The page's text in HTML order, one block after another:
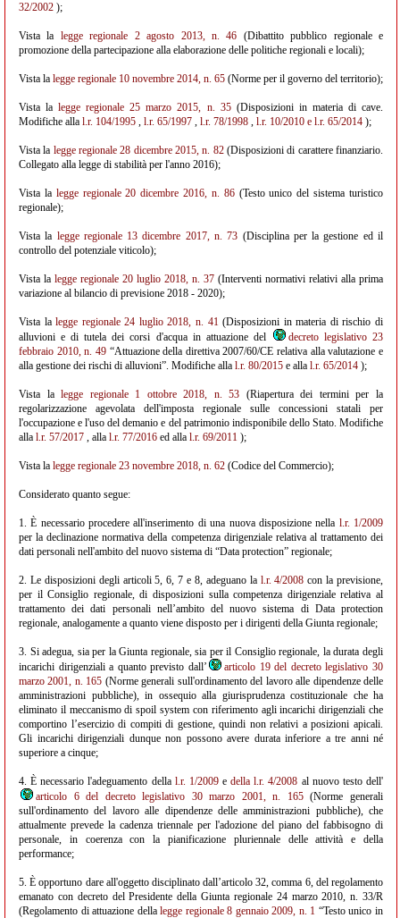
32/2002 );
Vista la legge regionale 2 agosto 2013, n. 46 (Dibattito pubblico regionale e
promozione della partecipazione alla elaborazione delle politiche regionali e locali);
Vista la legge regionale 10 novembre 2014, n. 65 (Norme per il governo del territorio);
Vista lalegge regionale 25 marzo 2015, n. 35(Disposizioni in materia di cave.
Modifiche alla l.r. 104/1995 , l.r. 65/1997 , l.r. 78/1998 , l.r. 10/2010 e l.r. 65/2014 );
Vista la legge regionale 28 dicembre 2015, n. 82(Disposizioni di carattere finanziario.
Collegato alla legge di stabilità per l'anno 2016);
Vista la legge regionale 20 dicembre 2016, n. 86(Testo unico del sistema turistico
regionale);
Vista la legge regionale 13 dicembre 2017, n. 73 (Disciplina per la gestione ed il
controllo del potenziale viticolo);
Vista la legge regionale 20 luglio 2018, n. 37 (Interventi normativi relativi alla prima
variazione al bilancio di previsione 2018 - 2020);
Vista lalegge regionale 24 luglio 2018, n. 41(Disposizioni in materia di rischio di
alluvioni e di tutela dei corsi d'acqua in attuazione del
decreto legislativo 23
febbraio 2010, n. 49“Attuazione della direttiva 2007/60/CE relativa alla valutazione e
alla gestione dei rischi di alluvioni”. Modifiche alla l.r. 80/2015 e alla l.r. 65/2014 );
Vista lalegge regionale 1 ottobre 2018, n. 53 (Riapertura dei termini per la
regolarizzazione agevolata dell'imposta regionale sulle concessioni statali per
l'occupazione e l'uso del demanio e del patrimonio indisponibile dello Stato. Modifiche
alla l.r. 57/2017 , alla l.r. 77/2016 ed alla l.r. 69/2011 );
Vista la legge regionale 23 novembre 2018, n. 62 (Codice del Commercio);
Considerato quanto segue:
1. È necessario procedere all'inserimento di una nuova disposizione nella l.r. 1/2009
per la declinazione normativa della competenza dirigenziale relativa al trattamento dei
dati personali nell'ambito del nuovo sistema di “Data protection” regionale;
2. Le disposizioni degli articoli 5, 6, 7 e 8, adeguano la l.r. 4/2008 con la previsione,
per il Consiglio regionale, di disposizioni sulla competenza dirigenziale relativa al
trattamento dei dati personali nell’ambito del nuovo sistema di Data protection
regionale, analogamente a quanto viene disposto per i dirigenti della Giunta regionale;
3. Si adegua, sia per la Giunta regionale, sia per il Consiglio regionale, la durata degli
incarichi dirigenziali a quanto previsto dall’
articolo 19 del decreto legislativo 30
marzo 2001, n. 165 (Norme generali sull'ordinamento del lavoro alle dipendenze delle
amministrazioni pubbliche), in ossequio alla giurisprudenza costituzionale che ha
eliminato il meccanismo di spoil system con riferimento agli incarichi dirigenziali che
comportino l’esercizio di compiti di gestione, quindi non relativi a posizioni apicali.
Gli incarichi dirigenziali dunque non possono avere durata inferiore a tre anni né
superiore a cinque;
4. È necessario l'adeguamento della l.r. 1/2009edella l.r. 4/2008 al nuovo testo dell'
articolo 6 del decreto legislativo 30 marzo 2001, n. 165(Norme generali
sull'ordinamento del lavoro alle dipendenze delle amministrazioni pubbliche), che
attualmente prevede la cadenza triennale per l'adozione del piano del fabbisogno di
personale, in coerenza con la pianificazione pluriennale delle attività e della
performance;
5. È opportuno dare all'oggetto disciplinato dall’articolo 32, comma 6, del regolamento
emanato con decreto del Presidente della Giunta regionale 24 marzo 2010, n. 33/R
(Regolamento di attuazione dellalegge regionale 8 gennaio 2009, n. 1 “Testo unico in